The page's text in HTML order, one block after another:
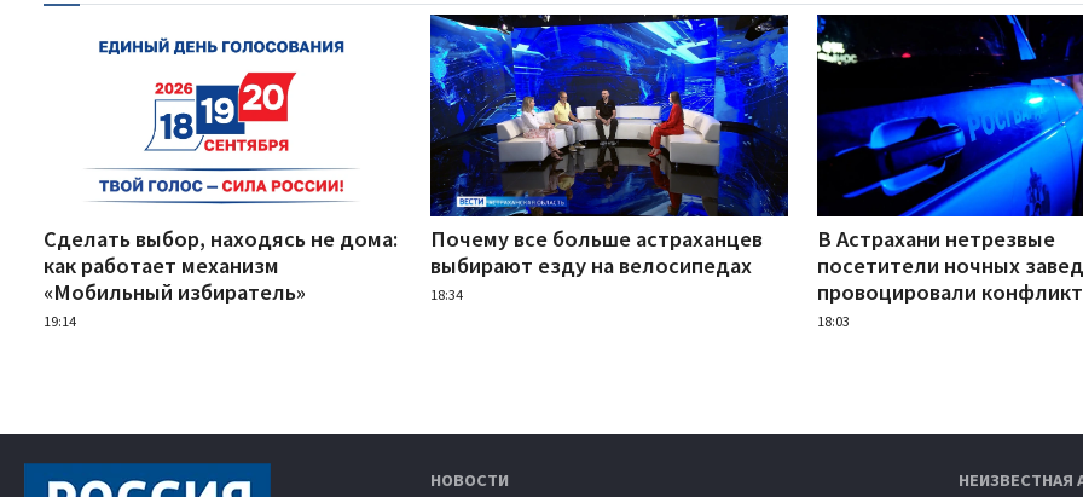
Сделать выбор, находясь не дома:
как работает механизм
«Мобильный избиратель»
19:14
Почему все больше астраханцев
выбирают езду на велосипедах
18:34
В Астрахани нетрезвые
посетители ночных
провоцировали
18:03
НОВОСТИ НЕИЗВЕСТНАЯ